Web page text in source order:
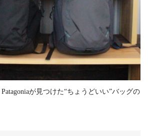
が見つけた“ちょうどいい”バッグの